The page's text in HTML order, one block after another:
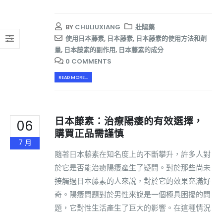
BY CHULIUXIANG
壯陽藥
使用日本藤素, 日本藤素, 日本藤素的使用方法和劑
量, 日本藤素的副作用, 日本藤素的成分
0 COMMENTS
READ MORE...
06
7 月
日本藤素：治療陽痿的有效選擇，
購買正品需謹慎
隨著日本藤素在知名度上的不斷攀升，許多人對
於它是否能治癒陽痿產生了疑問。對於那些尚未
接觸過日本藤素的人來說，對於它的效果充滿好
奇。陽痿問題對於男性來說是一個極具困擾的問
題，它對性生活產生了巨大的影響。在這種情況